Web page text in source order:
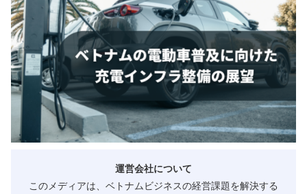
運営会社について
このメディアは、ベトナムビジネスの経営課題を解決する